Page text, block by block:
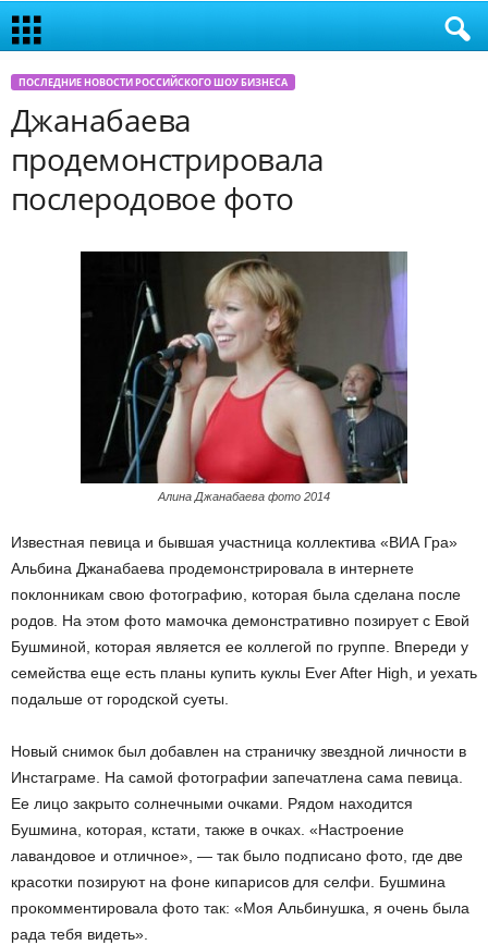
ПОСЛЕДНИЕ НОВОСТИ РОССИЙСКОГО ШОУ БИЗНЕСА
Джанабаева
продемонстрировала
послеродовое фото
Алина Джанабаева фото 2014
Известная певица и бывшая участница коллектива «ВИА Гра»
Альбина Джанабаева продемонстрировала в интернете
поклонникам свою фотографию, которая была сделана после
родов. На этом фото мамочка демонстративно позирует с Евой
Бушминой, которая является ее коллегой по группе. Впереди у
семейства еще есть планы купить куклы Ever After High, и уехать
подальше от городской суеты.
Новый снимок был добавлен на страничку звездной личности в
Инстаграме. На самой фотографии запечатлена сама певица.
Ее лицо закрыто солнечными очками. Рядом находится
Бушмина, которая, кстати, также в очках. «Настроение
лавандовое и отличное», — так было подписано фото, где две
красотки позируют на фоне кипарисов для селфи. Бушмина
прокомментировала фото так: «Моя Альбинушка, я очень была
рада тебя видеть».